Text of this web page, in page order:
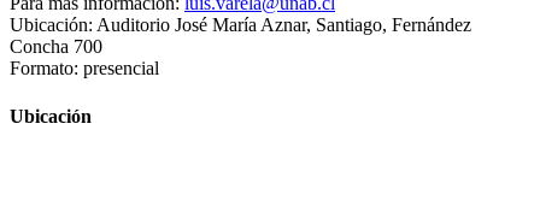
Ubicación: Auditorio José María Aznar, Santiago, Fernández
Concha 700
Formato: presencial
Ubicación